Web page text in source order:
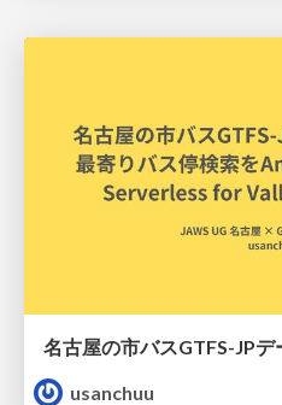
usanchuu